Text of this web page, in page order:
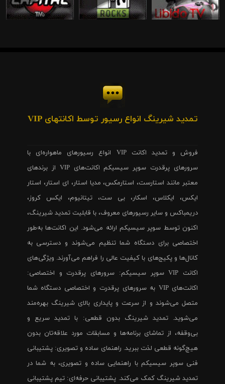
تمدید شیرینگ انواع رسیور توسط اکانتهای VIP
فروش و تمدید اکانت VIP انواع رسیورهای ماهواره‌ای با
سرورهای پرقدرت سوپر سیسیکم اکانت‌های VIP از برندهای
معتبر مانند استارست، استارمکس، مدیا استار، ای استار، استار
ایکس، ایکلاس، اسکار، بی ست، تیتانیوم، ایکس کروز،
دریمباکس و سایر رسیورهای معروف، با قابلیت تمدید شیرینگ،
اکنون توسط سوپر سیسیکم ارائه می‌شود. این اکانت‌ها به‌طور
اختصاصی برای دستگاه شما تنظیم می‌شوند و دسترسی به
کانال‌ها و پکیج‌های با کیفیت عالی را فراهم می‌آورند. ویژگی‌های
اکانت VIP سوپر سیسیکم: سرورهای پرقدرت و اختصاصی:
اکانت‌های VIP به سرورهای پرقدرت و اختصاصی دستگاه شما
متصل می‌شوند و از سرعت و پایداری بالای شیرینگ بهره‌مند
می‌شوید. تمدید شیرینگ بدون قطعی: با تمدید سریع و
بی‌وقفه، از تماشای برنامه‌ها و مسابقات مورد علاقه‌تان بدون
هیچ‌گونه قطعی لذت ببرید. راهنمای ساده و تصویری: پشتیبانی
فنی سوپر سیسیکم با راهنمایی ساده و تصویری، به شما در
تمدید شیرینگ کمک می‌کند. پشتیبانی حرفه‌ای: تیم پشتیبانی